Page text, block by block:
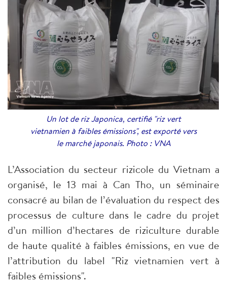
Un lot de riz Japonica, certifié "riz vert
vietnamien à faibles émissions", est exporté vers
le marché japonais. Photo : VNA
L’Association du secteur rizicole du Vietnam a
organisé, le 13 mai à Can Tho, un séminaire
consacré au bilan de l’évaluation du respect des
processus de culture dans le cadre du projet
d’un million d’hectares de riziculture durable
de haute qualité à faibles émissions, en vue de
l’attribution du label "Riz vietnamien vert à
faibles émissions".